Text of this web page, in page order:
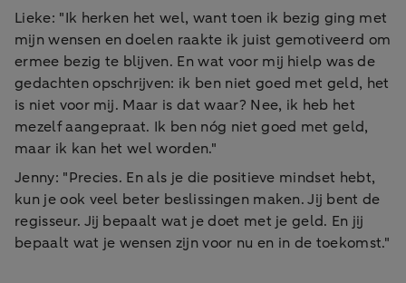
Lieke: "Ik herken het wel, want toen ik bezig ging met
mijn wensen en doelen raakte ik juist gemotiveerd om
ermee bezig te blijven. En wat voor mij hielp was de
gedachten opschrijven: ik ben niet goed met geld, het
is niet voor mij. Maar is dat waar? Nee, ik heb het
mezelf aangepraat. Ik ben nóg niet goed met geld,
maar ik kan het wel worden."
Jenny: "Precies. En als je die positieve mindset hebt,
kun je ook veel beter beslissingen maken. Jij bent de
regisseur. Jij bepaalt wat je doet met je geld. En jij
bepaalt wat je wensen zijn voor nu en in de toekomst."